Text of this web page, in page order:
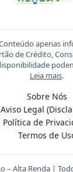
apenas
de Crédito,
Leia mais.
Sobre Nós
Aviso Legal
Política de
Termos de
– Alta Renda |